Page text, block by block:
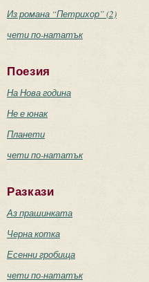
Из романа “Петрихор” (2)
чети по-нататък
Поезия
На Нова година
Не е юнак
Планети
чети по-нататък
Разкази
Аз прашинката
Черна котка
Есенни гробища
чети по-нататък